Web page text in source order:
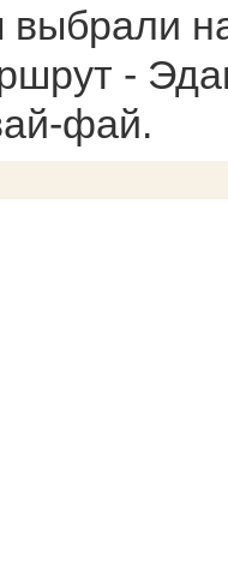
выбрали
-
фай.